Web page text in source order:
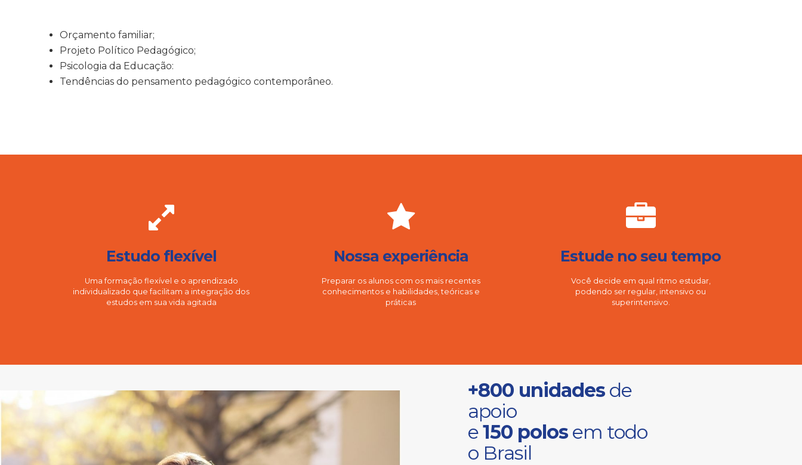
Orçamento familiar;
Projeto Político Pedagógico;
Psicologia da Educação:
Tendências do pensamento pedagógico contemporâneo.
Estudo flexível
Uma formação flexível e o aprendizado
individualizado que facilitam a integração dos
estudos em sua vida agitada
Nossa experiência
Preparar os alunos com os mais recentes
conhecimentos e habilidades, teóricas e
práticas
Estude no seu tempo
Você decide em qual ritmo estudar,
podendo ser regular, intensivo ou
superintensivo.
+800 unidadesde
apoio
e150 polosem todo
o Brasil